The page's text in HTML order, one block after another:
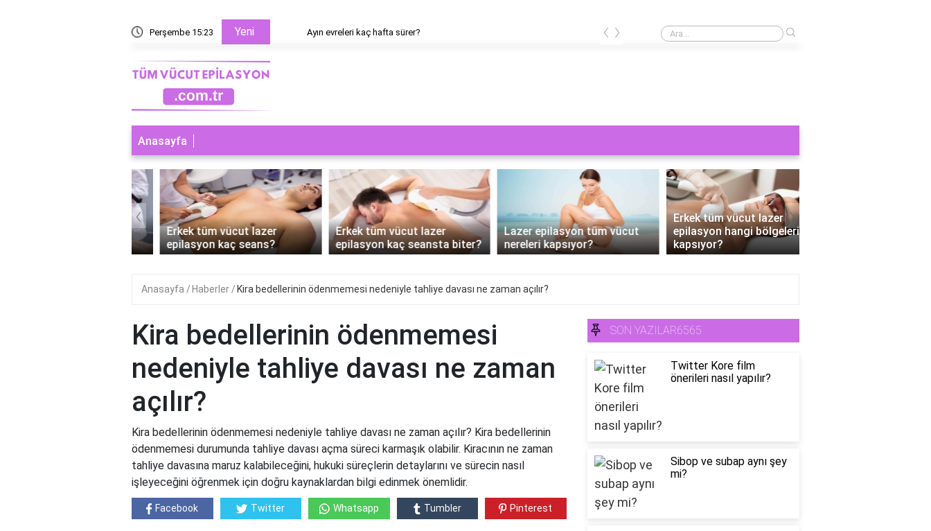
Perşembe 15:23 Yeni Ayın evreleri kaç hafta sürer? Cinsel bir şey görmek orucu bozar mı?
‹ ›
Anasayfa
Erkek tüm vücut lazer
epilasyon kaç seans?
Erkek tüm vücut lazer
epilasyon kaç seansta biter?
Lazer epilasyon tüm vücut
nereleri kapsıyor?
Erkek tüm vücut lazer
epilasyon hangi bölgeleri
kapsıyor?
‹ ›
Anasayfa Haberler Kira bedellerinin ödenmemesi nedeniyle tahliye davası ne zaman açılır?
Kira bedellerinin ödenmemesi
nedeniyle tahliye davası ne zaman
açılır?
Kira bedellerinin ödenmemesi nedeniyle tahliye davası ne zaman açılır? Kira bedellerinin
ödenmemesi durumunda tahliye davası açma süreci karmaşık olabilir. Kiracının ne zaman
tahliye davasına maruz kalabileceğini, hukuki süreçlerin detaylarını ve sürecin nasıl
işleyeceğini öğrenmek için doğru kaynaklardan bilgi edinmek önemlidir.
Facebook Twitter Whatsapp Tumbler Pinterest
SON YAZILAR6565
Twitter Kore film
önerileri nasıl yapılır?
Sibop ve subap aynı şey
mi?